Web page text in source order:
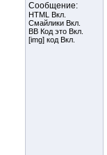
Сообщение:
HTML Вкл.
Смайлики Вкл.
BB Код это Вкл.
[img] код Вкл.